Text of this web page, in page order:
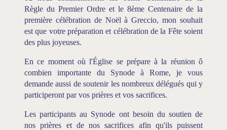
Règle du Premier Ordre et le 8ème Centenaire de la
première célébration de Noël à Greccio, mon souhait
est que votre préparation et célébration de la Fête soient
des plus joyeuses.
En ce moment où l'Église se prépare à la réunion ô
combien importante du Synode à Rome, je vous
demande aussi de soutenir les nombreux délégués qui y
participeront par vos prières et vos sacrifices.
Les participants au Synode ont besoin du soutien de
nos prières et de nos sacrifices afin qu'ils puissent